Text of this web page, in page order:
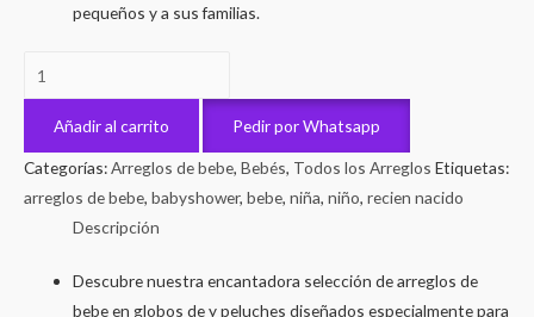
pequeños y a sus familias.
Estrellitas
de
Ternura
cantidad
Añadir al carrito Pedir por Whatsapp
Categorías:Arreglos de bebe, Bebés, Todos los Arreglos Etiquetas:
arreglos de bebe, babyshower, bebe, niña, niño, recien nacido
Descripción
Descubre nuestra encantadora selección de arreglos de
bebe en globos de y peluches diseñados especialmente para